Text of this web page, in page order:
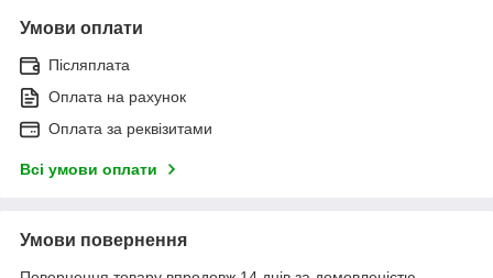
Умови оплати
Післяплата
Оплата на рахунок
Оплата за реквізитами
Всі умови оплати
Умови повернення